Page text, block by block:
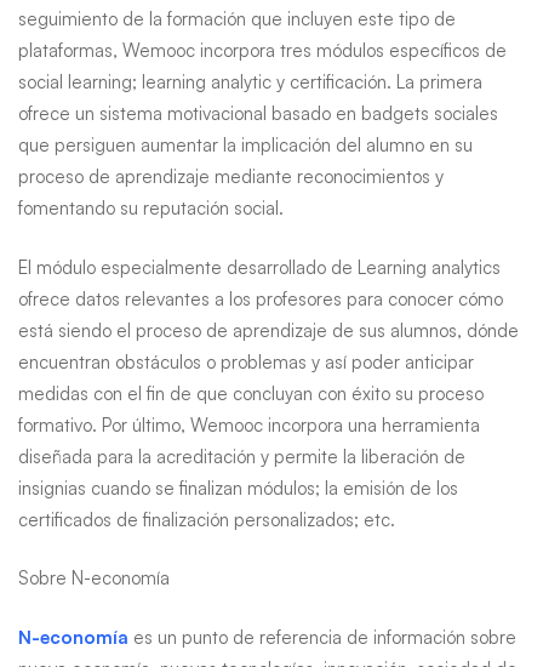
seguimiento de la formación que incluyen este tipo de
plataformas, Wemooc incorpora tres módulos específicos de
social learning; learning analytic y certificación. La primera
ofrece un sistema motivacional basado en badgets sociales
que persiguen aumentar la implicación del alumno en su
proceso de aprendizaje mediante reconocimientos y
fomentando su reputación social.
El módulo especialmente desarrollado de Learning analytics
ofrece datos relevantes a los profesores para conocer cómo
está siendo el proceso de aprendizaje de sus alumnos, dónde
encuentran obstáculos o problemas y así poder anticipar
medidas con el fin de que concluyan con éxito su proceso
formativo. Por último, Wemooc incorpora una herramienta
diseñada para la acreditación y permite la liberación de
insignias cuando se finalizan módulos; la emisión de los
certificados de finalización personalizados; etc.
Sobre N-economía
N-economía es un punto de referencia de información sobre